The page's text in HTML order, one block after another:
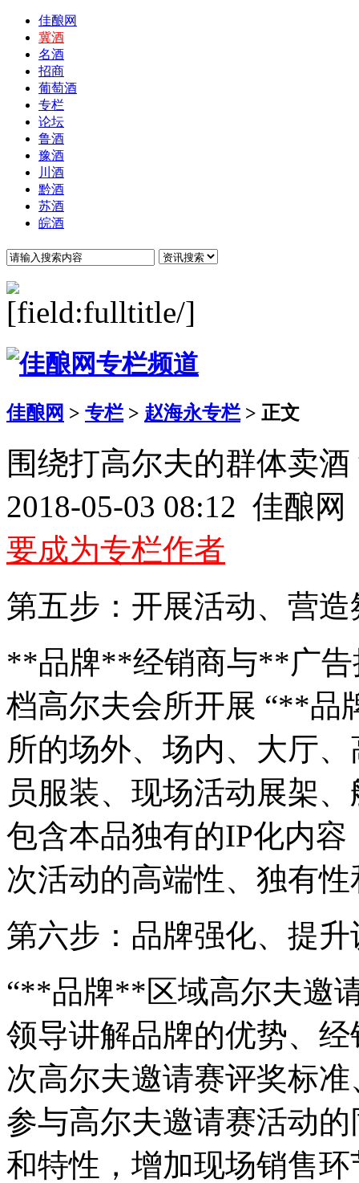
佳酿网
冀酒
名酒
招商
葡萄酒
专栏
论坛
鲁酒
豫酒
川酒
黔酒
苏酒
皖酒
佳酿网 > 专栏 > 赵海永专栏 > 正文
围绕打高尔夫的群体卖
2018-05-03 08:12 佳酿
要成为专栏作者
第五步：开展活动、营造
**品牌**经销商与**广告
档高尔夫会所开展 “**品
所的场外、场内、大厅
员服装、现场活动展架
包含本品独有的IP化内
次活动的高端性、独有
第六步：品牌强化、提升
“**品牌**区域高尔夫邀
领导讲解品牌的优势、
次高尔夫邀请赛评奖标
参与高尔夫邀请赛活动
和特性，增加现场销售